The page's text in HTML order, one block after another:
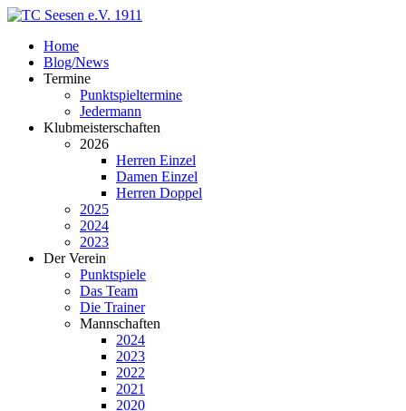
Home
Blog/News
Termine
Punktspieltermine
Jedermann
Klubmeisterschaften
2026
Herren Einzel
Damen Einzel
Herren Doppel
2025
2024
2023
Der Verein
Punktspiele
Das Team
Die Trainer
Mannschaften
2024
2023
2022
2021
2020